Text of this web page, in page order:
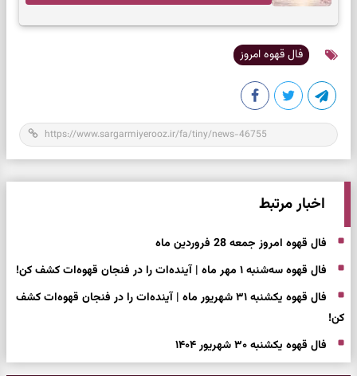
فال قهوه امروز
اخبار مرتبط
فال قهوه امروز جمعه 28 فروردین ماه
فال قهوه سه‌شنبه ۱ مهر ماه | آینده‌ات را در فنجان قهوه‌ات کشف کن!
فال قهوه یکشنبه ۳۱ شهریور ماه | آینده‌ات را در فنجان قهوه‌ات کشف
کن!
فال قهوه یکشنبه ۳۰ شهریور ۱۴۰۴